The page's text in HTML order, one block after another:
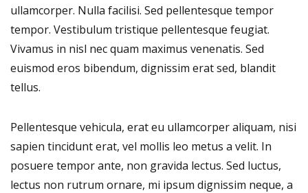
ullamcorper. Nulla facilisi. Sed pellentesque tempor
tempor. Vestibulum tristique pellentesque feugiat.
Vivamus in nisl nec quam maximus venenatis. Sed
euismod eros bibendum, dignissim erat sed, blandit
tellus.
Pellentesque vehicula, erat eu ullamcorper aliquam, nisi
sapien tincidunt erat, vel mollis leo metus a velit. In
posuere tempor ante, non gravida lectus. Sed luctus,
lectus non rutrum ornare, mi ipsum dignissim neque, a